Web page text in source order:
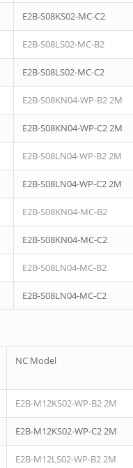
E2B-S08KS02-MC-C2
E2B-S08LS02-MC-B2
E2B-S08LS02-MC-C2
E2B-S08KN04-WP-B2 2M
E2B-S08KN04-WP-C2 2M
E2B-S08LN04-WP-B2 2M
E2B-S08LN04-WP-C2 2M
E2B-S08KN04-MC-B2
E2B-S08KN04-MC-C2
E2B-S08LN04-MC-B2
E2B-S08LN04-MC-C2
NC Model
E2B-M12KS02-WP-B2 2M
E2B-M12KS02-WP-C2 2M
E2B-M12LS02-WP-B2 2M